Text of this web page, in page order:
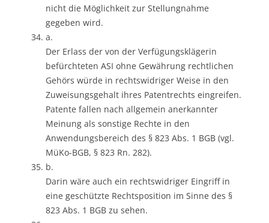
nicht die Möglichkeit zur Stellungnahme
gegeben wird.
a.
Der Erlass der von der Verfügungsklägerin
befürchteten ASI ohne Gewährung rechtlichen
Gehörs würde in rechtswidriger Weise in den
Zuweisungsgehalt ihres Patentrechts eingreifen.
Patente fallen nach allgemein anerkannter
Meinung als sonstige Rechte in den
Anwendungsbereich des § 823 Abs. 1 BGB (vgl.
MüKo-BGB, § 823 Rn. 282).
b.
Darin wäre auch ein rechtswidriger Eingriff in
eine geschützte Rechtsposition im Sinne des §
823 Abs. 1 BGB zu sehen.